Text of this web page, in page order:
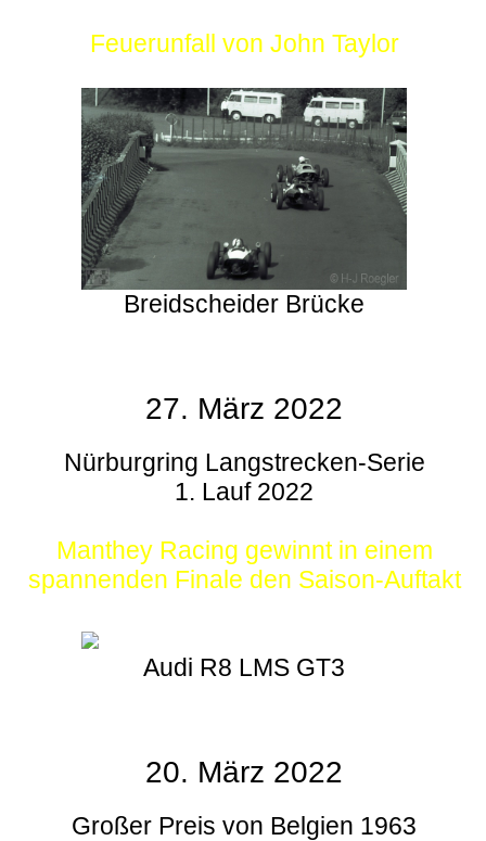
Feuerunfall von John Taylor
Breidscheider Brücke
27. März 2022
Nürburgring Langstrecken-Serie
1. Lauf 2022
Manthey Racing gewinnt in einem
spannenden Finale den Saison-Auftakt
Audi R8 LMS GT3
20. März 2022
Großer Preis von Belgien 1963